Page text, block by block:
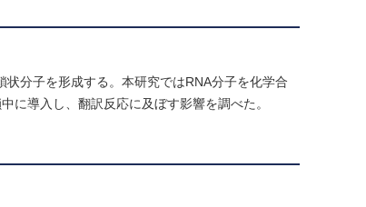
分子を形成する。本研究ではRNA分子を化学合
に導入し、翻訳反応に及ぼす影響を調べた。